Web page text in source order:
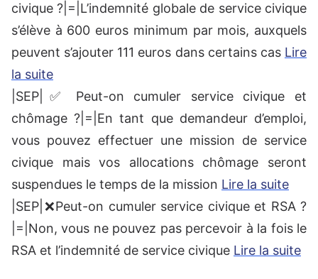
civique ?|=|L’indemnité globale de service civique
s’élève à 600 euros minimum par mois, auxquels
peuvent s’ajouter 111 euros dans certains cas Lire
la suite
|SEP|✅ Peut-on cumuler service civique et
chômage ?|=|En tant que demandeur d’emploi,
vous pouvez effectuer une mission de service
civique mais vos allocations chômage seront
suspendues le temps de la mission Lire la suite
|SEP|❌Peut-on cumuler service civique et RSA ?
|=|Non, vous ne pouvez pas percevoir à la fois le
RSA et l’indemnité de service civique Lire la suite